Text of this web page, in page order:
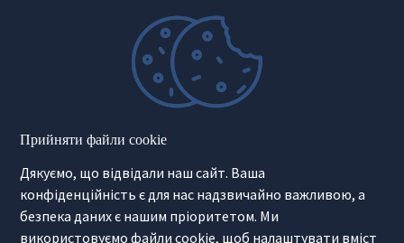
(+48) 22 428 16 15
warsaw@hamiltonmay.com
31-117 Krakow
krakow@hamiltonmay.com
Прийняти файли cookie
Дякуємо, що відвідали наш сайт. Ваша
конфіденційність є для нас надзвичайно важливою, а
безпека даних є нашим пріоритетом. Ми
використовуємо файли cookie, щоб налаштувати вміст